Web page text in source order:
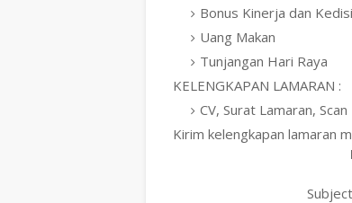
Bonus Kinerja dan
Uang Makan
Tunjangan Hari Raya
KELENGKAPAN LAMARAN :
CV, Surat Lamaran,
Kirim kelengkapan lamaran